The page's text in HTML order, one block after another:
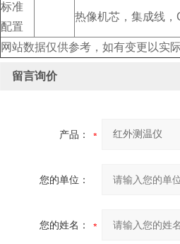
标准
配置
热像机芯，集成线
网站数据仅供参考，如有变更以实
留言询价
产品：
您的单位：
您的姓名：